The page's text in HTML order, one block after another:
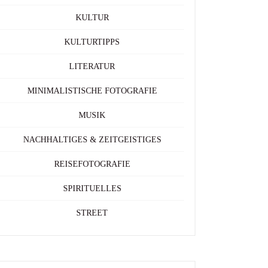
KULTUR
KULTURTIPPS
LITERATUR
MINIMALISTISCHE FOTOGRAFIE
MUSIK
NACHHALTIGES & ZEITGEISTIGES
REISEFOTOGRAFIE
SPIRITUELLES
STREET